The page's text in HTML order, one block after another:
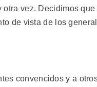
vez. Decidimos
de vista de los
convencidos y a